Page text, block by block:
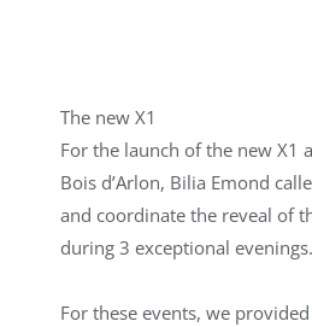
The new X1
For the launch of the new X1
Bois d’Arlon, Bilia Emond
and coordinate the reveal of
during 3 exceptional evenings.
For these events, we